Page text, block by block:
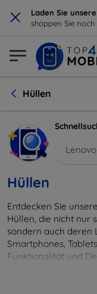
× Laden Sie
shoppen Sie noch
Hüllen
Hüllen
Entdecken Sie
Hüllen, die nicht nur
sondern auch deren
Smartphones,
Funktionalität und
Farben, um Ihren